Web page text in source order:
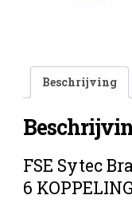
Beschrijving
FSE Sytec
6